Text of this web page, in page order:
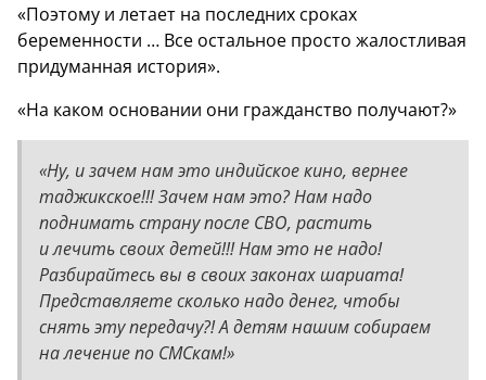
«Поэтому и летает на последних сроках
беременности … Все остальное просто жалостливая
придуманная история».
«На каком основании они гражданство получают?»
«Ну, и зачем нам это индийское кино, вернее
таджикское!!! Зачем нам это? Нам надо
поднимать страну после СВО, растить
и лечить своих детей!!! Нам это не надо!
Разбирайтесь вы в своих законах шариата!
Представляете сколько надо денег, чтобы
снять эту передачу?! А детям нашим собираем
на лечение по СМСкам!»